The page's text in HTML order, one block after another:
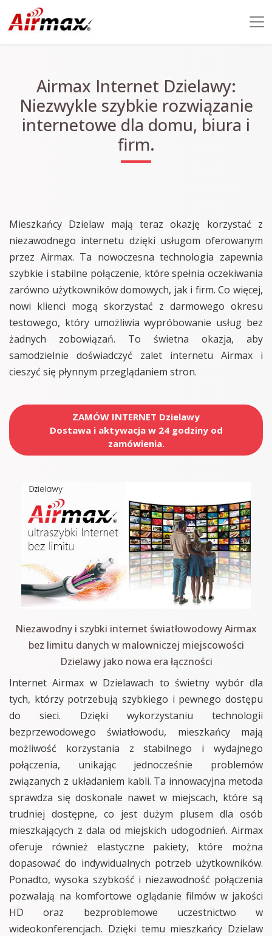
Airmax Internet Dzielawy:
Niezwykle szybkie rozwiązanie
internetowe dla domu, biura i
firm.
Mieszkańcy Dzielaw mają teraz okazję korzystać z
niezawodnego internetu dzięki usługom oferowanym
przez Airmax. Ta nowoczesna technologia zapewnia
szybkie i stabilne połączenie, które spełnia oczekiwania
zarówno użytkowników domowych, jak i firm. Co więcej,
nowi klienci mogą skorzystać z darmowego okresu
testowego, który umożliwia wypróbowanie usług bez
żadnych zobowiązań. To świetna okazja, aby
samodzielnie doświadczyć zalet internetu Airmax i
cieszyć się płynnym przeglądaniem stron.
ZAMÓW INTERNET Dzielawy
Dostawa i aktywacja w 24 godziny od
zamówienia.
Niezawodny i szybki internet światłowodowy Airmax
bez limitu danych w malowniczej miejscowości
Dzielawy jako nowa era łączności
Internet Airmax w Dzielawach to świetny wybór dla
tych, którzy potrzebują szybkiego i pewnego dostępu
do sieci. Dzięki wykorzystaniu technologii
bezprzewodowego światłowodu, mieszkańcy mają
możliwość korzystania z stabilnego i wydajnego
połączenia, unikając jednocześnie problemów
związanych z układaniem kabli. Ta innowacyjna metoda
sprawdza się doskonale nawet w miejscach, które są
trudniej dostępne, co jest dużym plusem dla osób
mieszkających z dala od miejskich udogodnień. Airmax
oferuje również elastyczne pakiety, które można
dopasować do indywidualnych potrzeb użytkowników.
Ponadto, wysoka szybkość i niezawodność połączenia
pozwalają na komfortowe oglądanie filmów w jakości
HD oraz bezproblemowe uczestnictwo w
wideokonferencjach. Dzięki temu mieszkańcy Dzielaw